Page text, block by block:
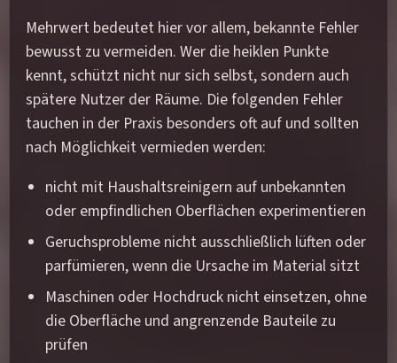
Mehrwert bedeutet hier vor allem, bekannte Fehler
bewusst zu vermeiden. Wer die heiklen Punkte
kennt, schützt nicht nur sich selbst, sondern auch
spätere Nutzer der Räume. Die folgenden Fehler
tauchen in der Praxis besonders oft auf und sollten
nach Möglichkeit vermieden werden:
nicht mit Haushaltsreinigern auf unbekannten
oder empfindlichen Oberflächen experimentieren
Geruchsprobleme nicht ausschließlich lüften oder
parfümieren, wenn die Ursache im Material sitzt
Maschinen oder Hochdruck nicht einsetzen, ohne
die Oberfläche und angrenzende Bauteile zu
prüfen